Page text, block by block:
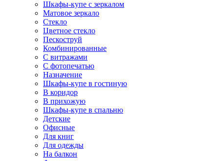
Шкафы-купе с зеркалом
Матовое зеркало
Стекло
Цветное стекло
Пескоструй
Комбинированные
С витражами
С фотопечатью
Назначение
Шкафы-купе в гостиную
В коридор
В прихожую
Шкафы-купе в спальню
Детские
Офисные
Для книг
Для одежды
На балкон